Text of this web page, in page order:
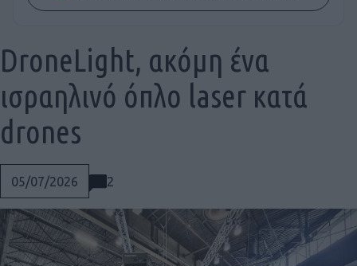
05/07/2026 2
DroneLight, ακόμη ένα
ισραηλινό όπλο laser κατά
drones